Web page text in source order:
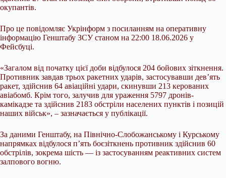
окупантів.
Про це повідомляє Укрінформ з посиланням на оперативну
інформацію Генштабу ЗСУ станом на 22:00 18.06.2026 у
Фейсбуці.
«Загалом від початку цієї доби відбулося 204 бойових зіткнення.
Противник завдав трьох ракетних ударів, застосувавши дев’ять
ракет, здійснив 64 авіаційні удари, скинувши 213 керованих
авіабомб. Крім того, залучив для ураження 5797 дронів-
камікадзе та здійснив 2183 обстріли населених пунктів і позицій
наших військ», – зазначається у публікації.
За даними Генштабу, на Північно-Слобожанському і Курському
напрямках відбулося п’ять боєзіткнень противник здійснив 60
обстрілів, зокрема шість — із застосуванням реактивних систем
залпового вогню.